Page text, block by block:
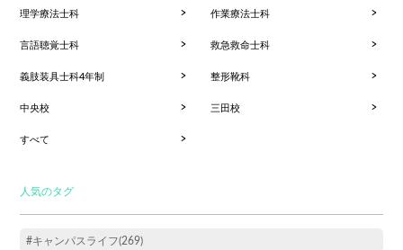
理学療法士科 作業療法士科
言語聴覚士科 救急救命士科
義肢装具士科4年制 整形靴科
中央校 三田校
すべて
人気のタグ
#キャンパスライフ(269)